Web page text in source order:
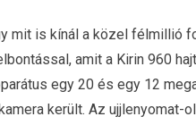
mit is kínál a közel félmillió
amit a Kirin 960
egy 20 és egy 12
került. Az ujjlenyomat-